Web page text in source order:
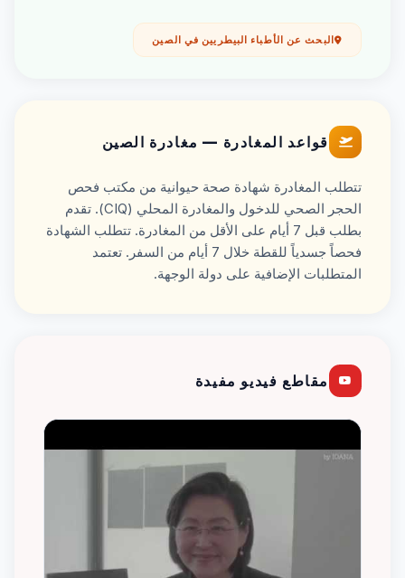
البحث عن الأطباء البيطريين في الصين
قواعد المغادرة — مغادرة الصين
تتطلب المغادرة شهادة صحة حيوانية من مكتب فحص
الحجر الصحي للدخول والمغادرة المحلي (CIQ). تقدم
بطلب قبل 7 أيام على الأقل من المغادرة. تتطلب الشهادة
فحصاً جسدياً للقطة خلال 7 أيام من السفر. تعتمد
المتطلبات الإضافية على دولة الوجهة.
مقاطع فيديو مفيدة